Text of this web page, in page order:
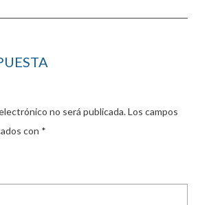
no será publicada.Los campos
con *